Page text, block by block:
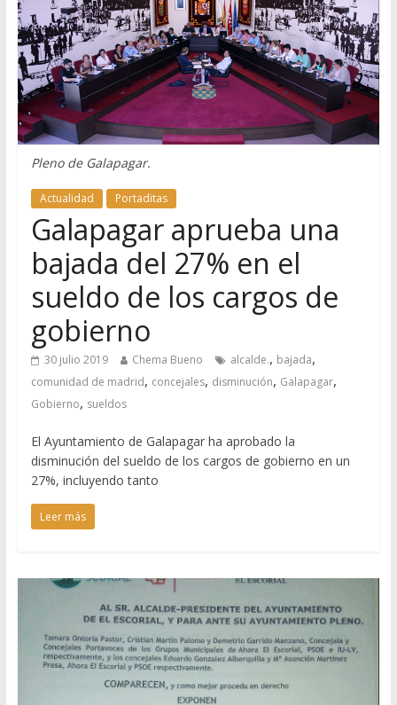
Pleno de Galapagar.
Actualidad Portaditas
Galapagar aprueba una
bajada del 27% en el
sueldo de los cargos de
gobierno
30 julio 2019 Chema Bueno alcalde., bajada,
comunidad de madrid, concejales, disminución, Galapagar,
Gobierno, sueldos
El Ayuntamiento de Galapagar ha aprobado la
disminución del sueldo de los cargos de gobierno en un
27%, incluyendo tanto
Leer más